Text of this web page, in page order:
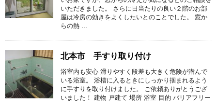
いただきました。 さらに日当たりの良い２階のお部
屋は冷房の効きをよくしたいとのことでした。 窓か
らの熱 ...
北本市 手すり取り付け
浴室内も安心 滑りやすく段差も大きく危険が潜んで
いる浴室。 浴槽に入るときにしっかり掴まれるよう
に手すりを取り付けました。 ご依頼ありがとうござ
いました！ 建物 戸建て 場所 浴室 目的 バリアフリー